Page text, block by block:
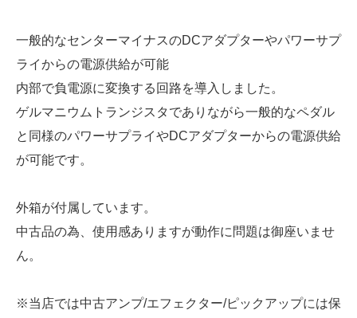
一般的なセンターマイナスのDCアダプターやパワーサプ
ライからの電源供給が可能
内部で負電源に変換する回路を導入しました。
ゲルマニウムトランジスタでありながら一般的なペダル
と同様のパワーサプライやDCアダプターからの電源供給
が可能です。
外箱が付属しています。
中古品の為、使用感ありますが動作に問題は御座いませ
ん。
※当店では中古アンプ/エフェクター/ピックアップには保